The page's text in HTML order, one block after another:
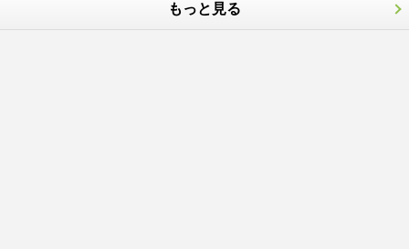
もっと見る